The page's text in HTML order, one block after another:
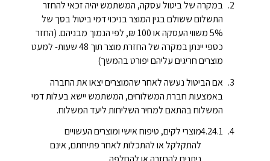
במקרה של ביטול עסקה, המשתמש יהיה זכאי להחזר
התשלום ששולם בגין המוצר בניכוי דמי ביטול בסך של
5% משווי העסקה או 100 ₪, לפי הנמוך מבניהם. (החזר
כספי יינתן במקרה של החזרת מוצר תוך 48 שעות- למעט
מוצרים חריגים עליהם יפורט בהמשך)
אם הביטול נעשה לאחר שהמוצרים יצאו את החברה
באמצעות חברת המשלוחים, המשתמש יישא בעלות דמי
המשלוח בהתאם למחיר השליחות ליעד המשלוח.
מוצרי לקים, טיפוח אישי ומוצרים העשויים
להתקלקל או להתכלות לאחר פתיחתם, אינם